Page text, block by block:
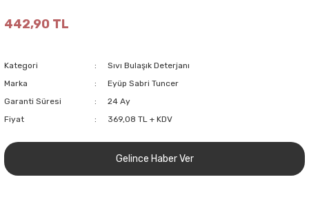
442,90 TL
Kategori
Sıvı Bulaşık Deterjanı
Marka
Eyüp Sabri Tuncer
Garanti Süresi
24 Ay
Fiyat
369,08 TL + KDV
Gelince Haber Ver